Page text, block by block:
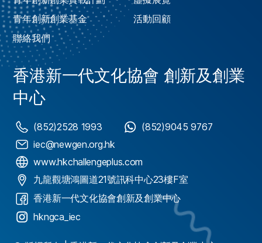
青年創新創業基金
活動回顧
聯絡我們
香港新一代文化協會 創新及創業
中心
(852)2528 1993
(852)9045 9767
iec@newgen.org.hk
www.hkchallengeplus.com
九龍觀塘鴻圖道21號訊科中心23樓F室
香港新一代文化協會創新及創業中心
hkngca_iec